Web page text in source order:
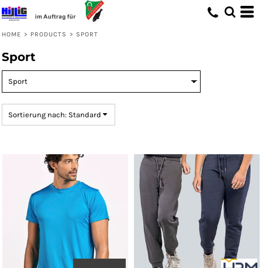
HOME > PRODUCTS > SPORT
Sport
Sortierung nach: Standard
Standard
Erstelldatum